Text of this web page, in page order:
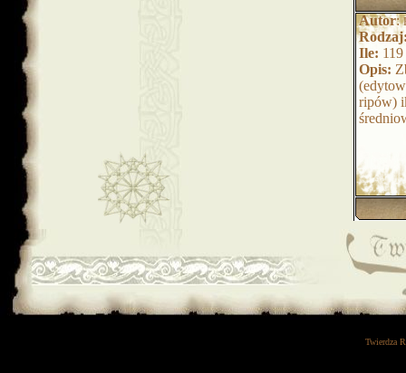
Autor:
Ile: 119
Opis:
ripów)
Twierdza